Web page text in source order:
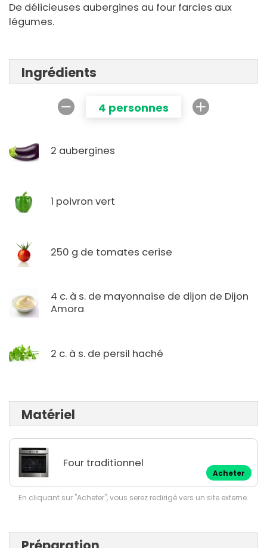
De délicieuses aubergines au four farcies aux
légumes.
Ingrédients
4 personnes
2 aubergines
1 poivron vert
250 g de tomates cerise
4 c. à s. de mayonnaise de dijon de Dijon
Amora
2 c. à s. de persil haché
Matériel
Four traditionnel
Acheter
En cliquant sur "Acheter", vous serez redirigé vers un site externe.